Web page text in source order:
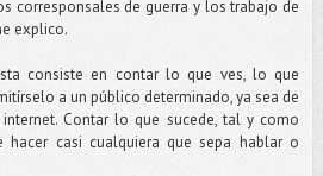
corresponsales de guerra y los trabajo de
explico.
consiste en contar lo que ves, lo que
a un público determinado, ya sea de
Contar lo que sucede, tal y como
hacer casi cualquiera que sepa hablar o